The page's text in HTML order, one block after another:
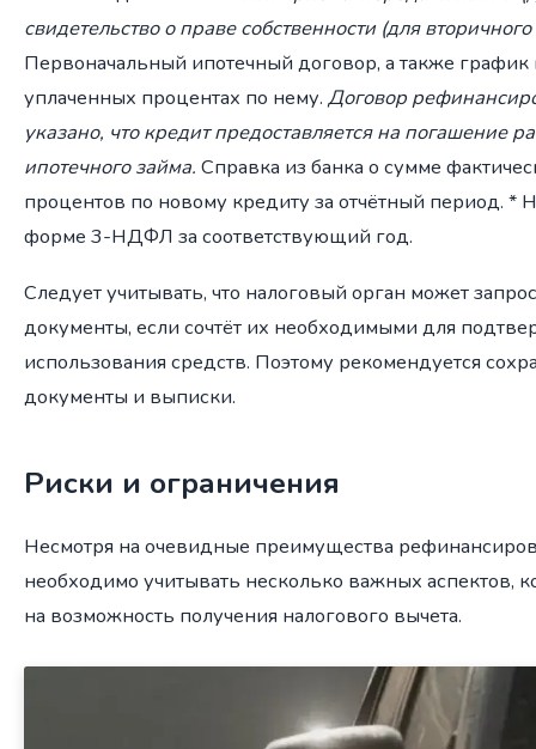
свидетельство о праве собственности (для
Первоначальный ипотечный договор, а также
уплаченных процентах по нему. Договор
указано, что кредит предоставляется на погашение
ипотечного займа. Справка из банка о сумме
процентов по новому кредиту за отчётный период. *
форме 3-НДФЛ за соответствующий год.
Следует учитывать, что налоговый орган может
документы, если сочтёт их необходимыми для
использования средств. Поэтому рекомендуется
документы и выписки.
Риски и ограничения
Несмотря на очевидные преимущества
необходимо учитывать несколько важных аспектов,
на возможность получения налогового вычета.